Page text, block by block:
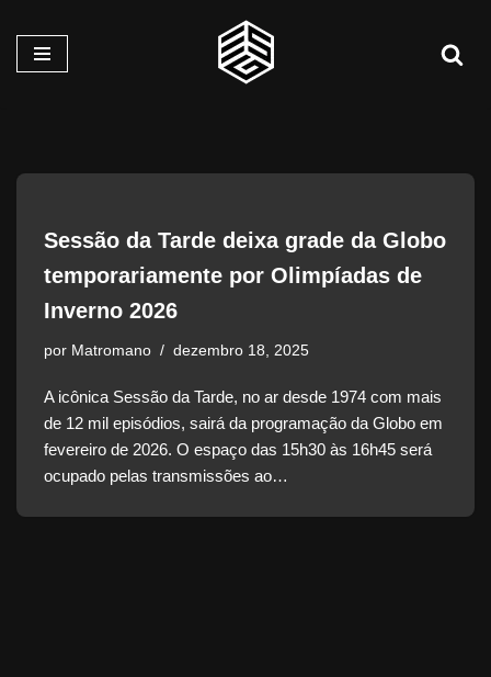
Pular
Sessão da Tarde deixa grade da Globo
temporariamente por Olimpíadas de
Inverno 2026
por Matromano dezembro 18, 2025
A icônica Sessão da Tarde, no ar desde 1974 com mais
de 12 mil episódios, sairá da programação da Globo em
fevereiro de 2026. O espaço das 15h30 às 16h45 será
ocupado pelas transmissões ao…